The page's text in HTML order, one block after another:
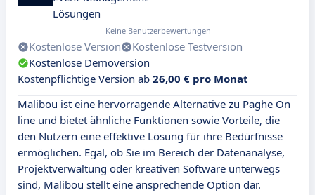
Lösungen
Keine Benutzerbewertungen
Kostenlose Version
Kostenlose Testversion
Kostenlose Demoversion
Kostenpflichtige Version ab 26,00 € pro Monat
Malibou ist eine hervorragende Alternative zu Paghe On
line und bietet ähnliche Funktionen sowie Vorteile, die
den Nutzern eine effektive Lösung für ihre Bedürfnisse
ermöglichen. Egal, ob Sie im Bereich der Datenanalyse,
Projektverwaltung oder kreativen Software unterwegs
sind, Malibou stellt eine ansprechende Option dar.